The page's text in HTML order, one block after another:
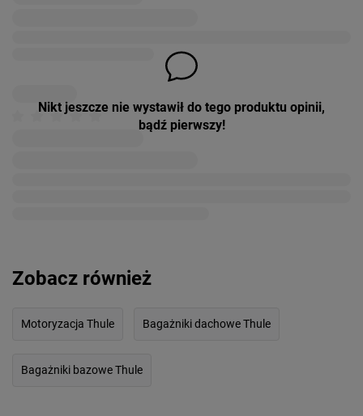
Nikt jeszcze nie wystawił do tego produktu opinii,
bądź pierwszy!
Zobacz również
Motoryzacja Thule Bagażniki dachowe Thule
Bagażniki bazowe Thule